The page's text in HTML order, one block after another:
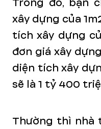
xây dựng của
tích xây dựng
đơn giá xây
diện tích xây
sẽ là 1 tỷ 400
Thường thì nhà